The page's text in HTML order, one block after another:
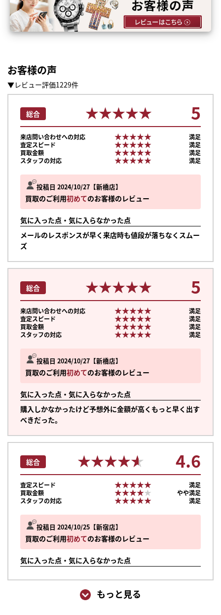
お客様の声
▼レビュー評価1229件
投稿日 2024/10/27 新橋店
買取のご利用初めてのお客様のレビュー
気に入った点・気に入らなかった点
メールのレスポンスが早く来店時も値段が落ちなくスムー
ズ
総合 ★★★★★
★★★★★ 5
来店問い合わせへの対応 ★★★★★
★★★★★
満足
査定スピード
★★★★★
★★★★★
満足
買取金額
★★★★★
★★★★★
満足
スタッフの対応
★★★★★
★★★★★ 満足
投稿日 2024/10/27 新橋店
買取のご利用初めてのお客様のレビュー
気に入った点・気に入らなかった点
購入しかなかったけど予想外に金額が高くもっと早く出す
べきだった。
総合 ★★★★★
★★★★★ 5
来店問い合わせへの対応 ★★★★★
★★★★★
満足
査定スピード
★★★★★
★★★★★
満足
買取金額
★★★★★
★★★★★
満足
スタッフの対応
★★★★★
★★★★★ 満足
投稿日 2024/10/25 新宿店
買取のご利用初めてのお客様のレビュー
気に入った点・気に入らなかった点
総合 ★★★★★
★★★★★ 4.6
査定スピード ★★★★★
★★★★★
満足
買取金額
★★★★★
★★★★★
やや満足
スタッフの対応
★★★★★
★★★★★ 満足
もっと見る